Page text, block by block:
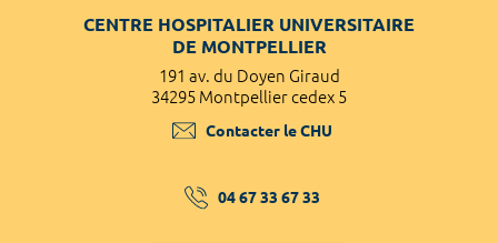
CENTRE HOSPITALIER UNIVERSITAIRE
DE MONTPELLIER
191 av. du Doyen Giraud
34295 Montpellier cedex 5
Contacter le CHU
04 67 33 67 33